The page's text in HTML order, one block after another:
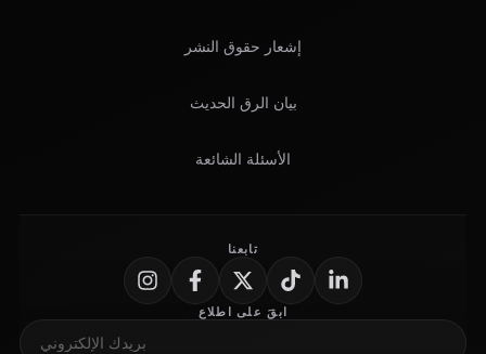
إشعار حقوق النشر
بيان الرق الحديث
الأسئلة الشائعة
تابعنا
ابقَ على اطلاع